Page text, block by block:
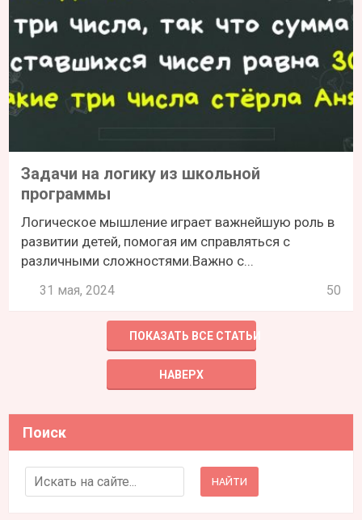
Задачи на логику из школьной
программы
Логическое мышление играет важнейшую роль в
развитии детей, помогая им справляться с
различными сложностями.Важно с...
31 мая, 2024 50
ПОКАЗАТЬ ВСЕ СТАТЬИ
НАВЕРХ
Поиск
Search for: